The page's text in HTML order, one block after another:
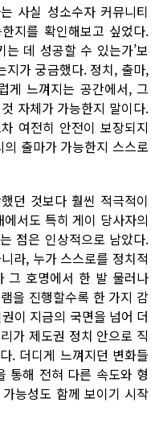
사실 성소수자 커뮤니티
지를 확인해보고 싶었다.
데 성공할 수 있는가’보
지가 궁금했다. 정치, 출마,
게 느껴지는 공간에서, 그
자체가 가능한지 말이다.
여전히 안전이 보장되지
출마가 가능한지 스스로
던 것보다 훨씬 적극적이
서도 특히 게이 당사자의
점은 인상적으로 남았다.
라, 누가 스스로를 정치적
그 호명에서 한 발 물러나
을 진행할수록 한 가지 감
이 지금의 국면을 넘어 더
가 제도권 정치 안으로 직
. 더디게 느껴지던 변화들
통해 전혀 다른 속도와 형
능성도 함께 보이기 시작